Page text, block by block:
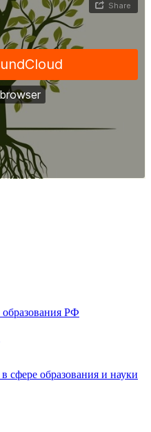
РФ
сфере образования и науки